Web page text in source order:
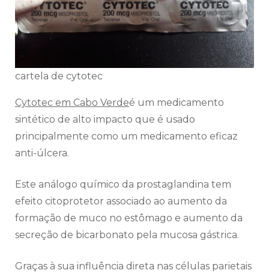
cartela de cytotec
Cytotec em Cabo Verdeé um medicamento
sintético de alto impacto que é usado
principalmente como um medicamento eficaz
anti-úlcera.
Este análogo químico da prostaglandina tem
efeito citoprotetor associado ao aumento da
formação de muco no estômago e aumento da
secreção de bicarbonato pela mucosa gástrica.
Graças à sua influência direta nas células parietais